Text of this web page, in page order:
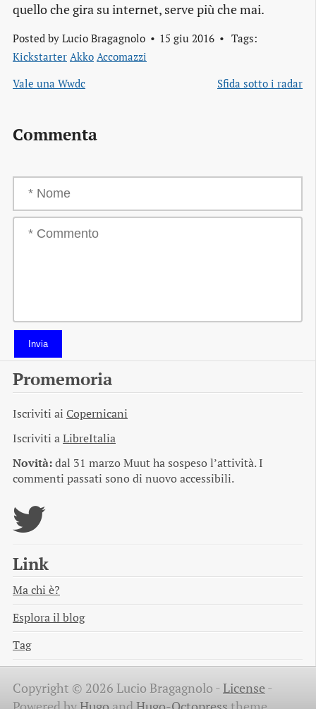
quello che gira su internet, serve più che mai.
Posted by Lucio Bragagnolo 15 giu 2016
Tags:
Kickstarter Akko Accomazzi
Vale una Wwdc
Sfida sotto i radar
Commenta
Invia
Promemoria
Iscriviti ai Copernicani
Iscriviti aLibreItalia
Novità:dal 31 marzo Muut ha sospeso l’attività. I
commenti passati sono di nuovo accessibili.
Link
Ma chi è?
Esplora il blog
Tag
Copyright © 2026 Lucio Bragagnolo -License -